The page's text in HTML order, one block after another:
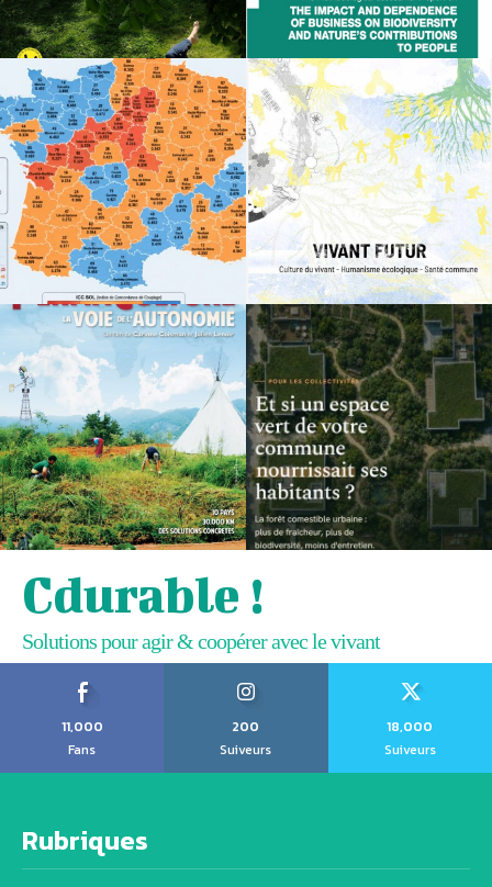
Cdurable !
Solutions pour agir & coopérer avec le vivant
11,000
Fans
200
Suiveurs
18,000
Suiveurs
Rubriques